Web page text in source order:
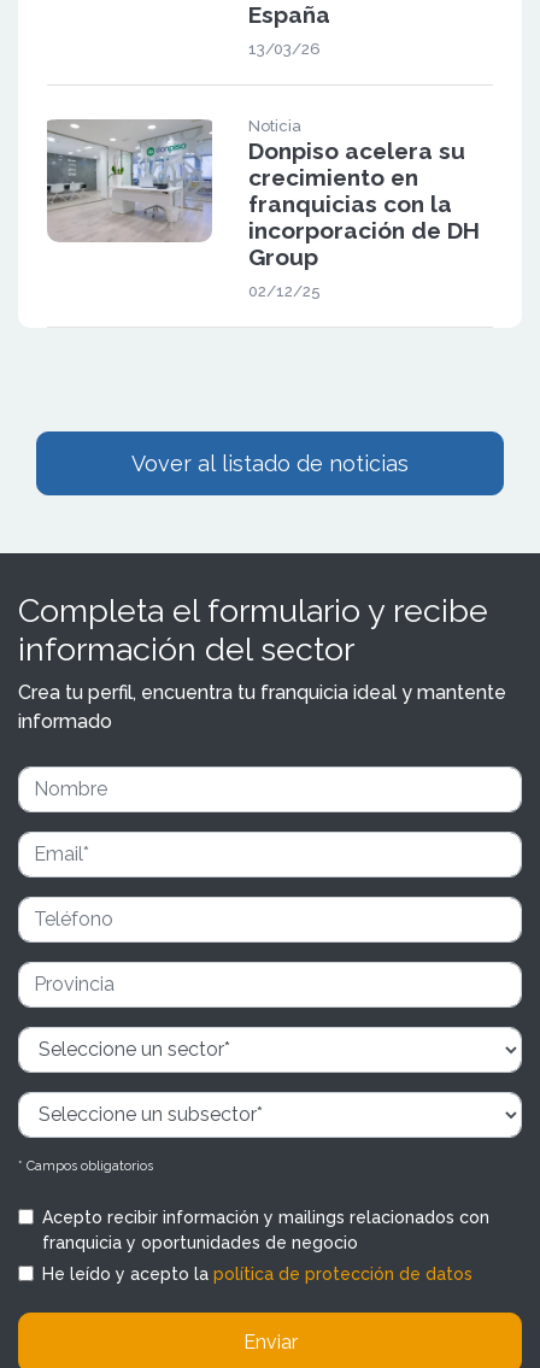
España
13/03/26
Noticia
Donpiso acelera su
crecimiento en
franquicias con la
incorporación de DH
Group
02/12/25
Vover al listado de noticias
Completa el formulario y recibe
información del sector
Crea tu perfil, encuentra tu franquicia ideal y mantente
informado
* Campos obligatorios
Acepto recibir información y mailings relacionados con
franquicia y oportunidades de negocio
He leído y acepto la política de protección de datos
Enviar